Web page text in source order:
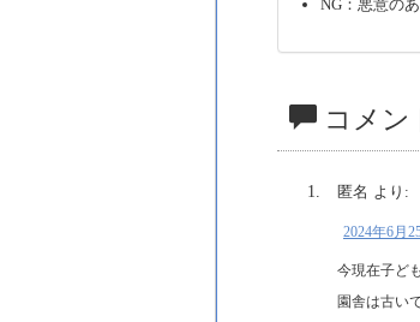
NG：悪意の
コメン
匿名 より:
2024年6月
今現在子ど
園舎は古い